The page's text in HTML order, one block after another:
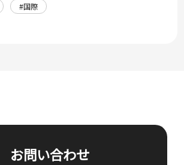
#国際
お問い合わせ